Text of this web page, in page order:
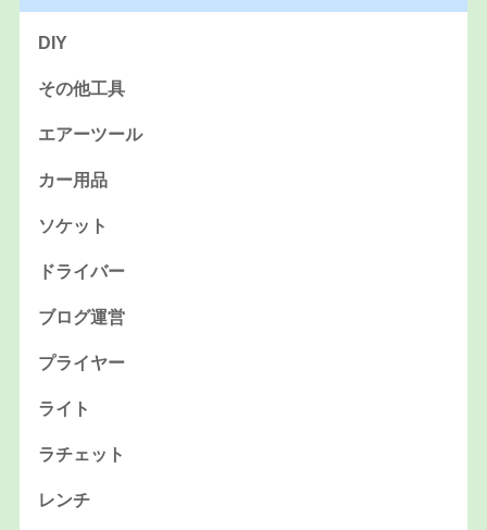
DIY
その他工具
エアーツール
カー用品
ソケット
ドライバー
ブログ運営
プライヤー
ライト
ラチェット
レンチ